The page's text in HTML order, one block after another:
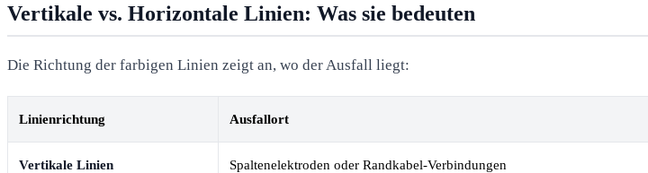
Vertikale vs. Horizontale Linien: Was sie bedeuten
Die Richtung der farbigen Linien zeigt an, wo der Ausfall liegt:
Linienrichtung Ausfallort
Vertikale Linien Spaltenelektroden oder Randkabel-Verbindungen